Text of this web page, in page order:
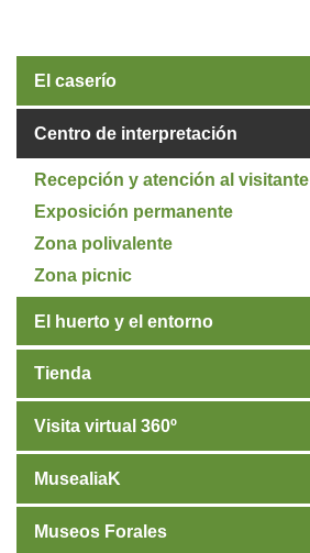
El caserío
Centro de interpretación
Recepción y atención al visitante
Exposición permanente
Zona polivalente
Zona picnic
El huerto y el entorno
Tienda
Visita virtual 360º
MusealiaK
Museos Forales